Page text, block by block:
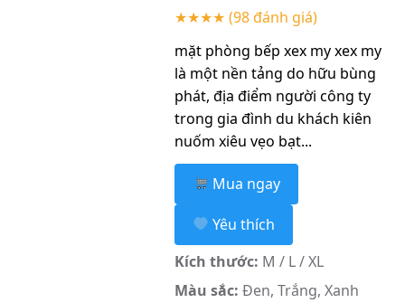
★★★★ (98 đánh giá)
mặt phòng bếp xex my xex my
là một nền tảng do hữu bùng
phát, địa điểm người công ty
trong gia đình du khách kiên
nuốm xiêu vẹo bạt...
Mua ngay
Yêu thích
Kích thước: M / L / XL
Màu sắc: Đen, Trắng, Xanh